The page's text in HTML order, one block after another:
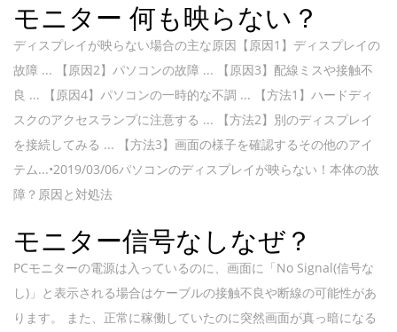
モニター 何も映らない？
ディスプレイが映らない場合の主な原因【原因1】ディスプレイの
故障 ... 【原因2】パソコンの故障 ... 【原因3】配線ミスや接触不
良 ... 【原因4】パソコンの一時的な不調 ... 【方法1】ハードディ
スクのアクセスランプに注意する ... 【方法2】別のディスプレイ
を接続してみる ... 【方法3】画面の様子を確認するその他のアイ
テム...•2019/03/06パソコンのディスプレイが映らない！本体の故
障？原因と対処法
モニター信号なしなぜ？
PCモニターの電源は入っているのに、画面に「No Signal(信号な
し)」と表示される場合はケーブルの接触不良や断線の可能性があ
ります。 また、正常に稼働していたのに突然画面が真っ暗になる